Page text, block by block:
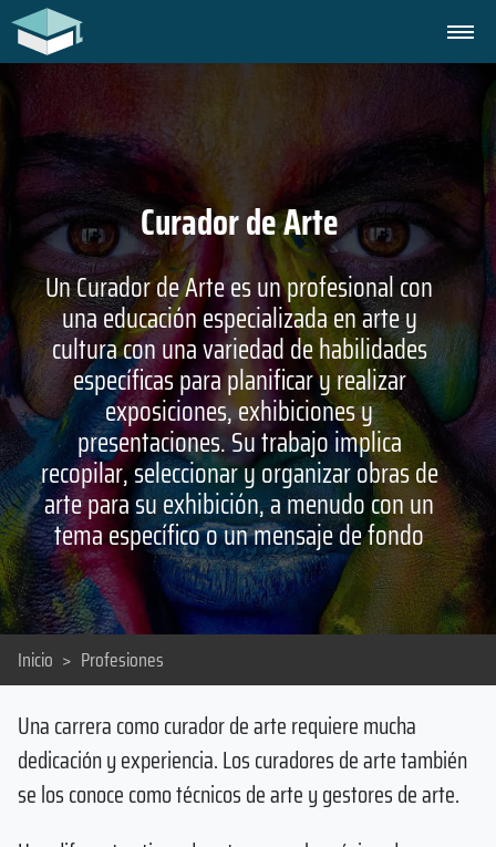
Curador de Arte
Un Curador de Arte es un profesional con
una educación especializada en arte y
cultura con una variedad de habilidades
específicas para planificar y realizar
exposiciones, exhibiciones y
presentaciones. Su trabajo implica
recopilar, seleccionar y organizar obras de
arte para su exhibición, a menudo con un
tema específico o un mensaje de fondo
Inicio > Profesiones
Una carrera como curador de arte requiere mucha
dedicación y experiencia. Los curadores de arte también
se los conoce como técnicos de arte y gestores de arte.